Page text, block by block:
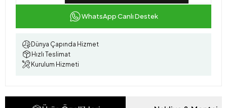
WhatsApp Canlı Destek
Dünya Çapında Hizmet
Hızlı Teslimat
Kurulum Hizmeti